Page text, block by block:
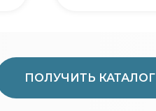
ПОЛУЧИТЬ КАТАЛОГ